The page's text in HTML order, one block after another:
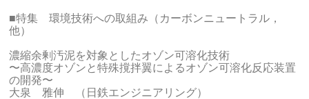
■特集 環境技術への取組み（カーボンニュートラル，
他）
濃縮余剰汚泥を対象としたオゾン可溶化技術
〜高濃度オゾンと特殊撹拌翼によるオゾン可溶化反応装置
の開発〜
大泉 雅伸 （日鉄エンジニアリング）